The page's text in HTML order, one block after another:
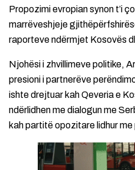
Propozimi evropian synon t’i
marrëveshjeje
raporteve ndërmjet Kosovës
Njohësi i zhvillimeve politike,
presioni i partnerëve
ishte drejtuar kah Qeveria e
ndërlidhen me dialogun me
kah partitë opozitare lidhur